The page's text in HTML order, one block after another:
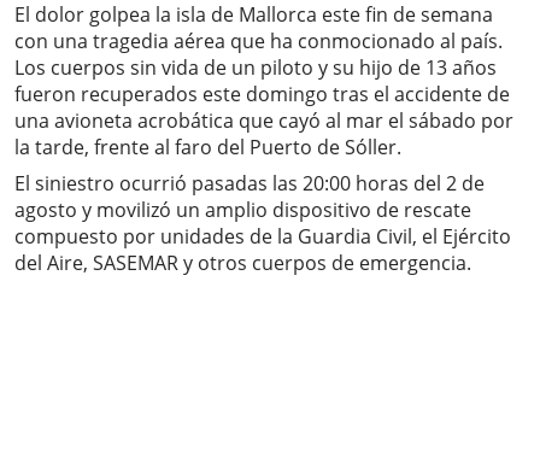
El dolor golpea la isla de Mallorca este fin de semana
con una tragedia aérea que ha conmocionado al país.
Los cuerpos sin vida de un piloto y su hijo de 13 años
fueron recuperados este domingo tras el accidente de
una avioneta acrobática que cayó al mar el sábado por
la tarde, frente al faro del Puerto de Sóller.
El siniestro ocurrió pasadas las 20:00 horas del 2 de
agosto y movilizó un amplio dispositivo de rescate
compuesto por unidades de la Guardia Civil, el Ejército
del Aire, SASEMAR y otros cuerpos de emergencia.